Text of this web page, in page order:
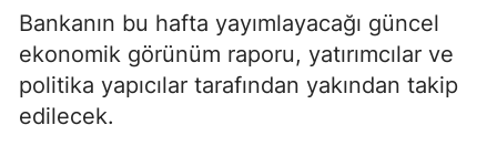
Bankanın bu hafta yayımlayacağı güncel
ekonomik görünüm raporu, yatırımcılar ve
politika yapıcılar tarafından yakından takip
edilecek.